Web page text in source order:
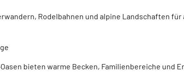
Rodelbahnen und alpine Landschaften
bieten warme Becken, Familienbereiche und